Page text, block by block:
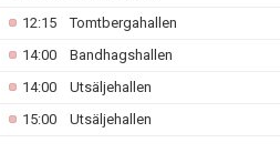
12:15Tomtbergahallen
14:00 Bandhagshallen
14:00 Utsäljehallen
15:00 Utsäljehallen